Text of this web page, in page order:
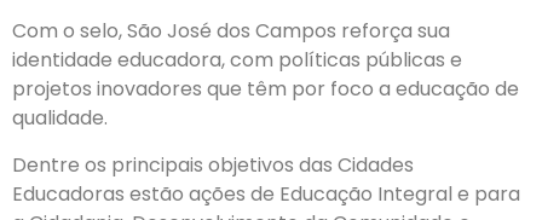
Com o selo, São José dos Campos reforça sua
identidade educadora, com políticas públicas e
projetos inovadores que têm por foco a educação de
qualidade.
Dentre os principais objetivos das Cidades
Educadoras estão ações de Educação Integral e para